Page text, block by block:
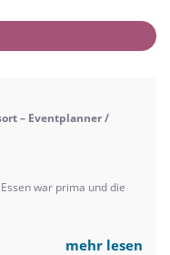
– Eventplanner /
war prima und die
mehr lesen